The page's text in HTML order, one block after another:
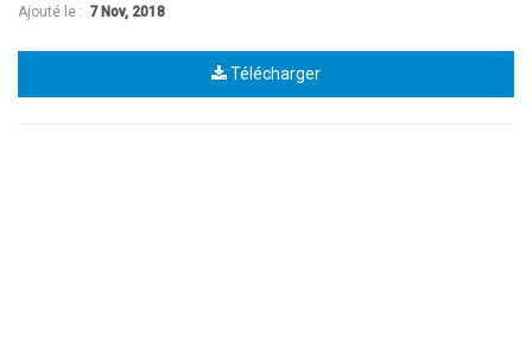
Ajouté le : 7 Nov, 2018
Télécharger